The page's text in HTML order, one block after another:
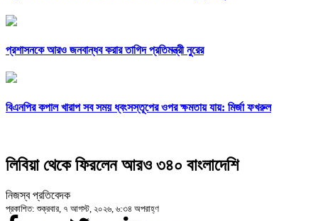
প্রশাসনকে আরও জনবান্ধব করার তাগিদ প্রতিমন্ত্রী নুরের
বিএনপির কপাল খারাপ সব সময় ধ্বংসস্তূপের ওপর ক্ষমতায় যায়: মির্জা ফখরুল
লিবিয়া থেকে ফিরলেন আরও ৩৪০ বাংলাদেশি
নিজস্ব প্রতিবেদক
প্রকাশিত: শুক্রবার, ৭ আগস্ট, ২০২৬, ৬:৩৪ অপরাহ্ণ